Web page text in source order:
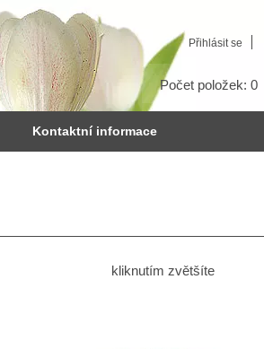
Přihlásit se
Počet položek: 0
Kontaktní informace
kliknutím zvětšíte